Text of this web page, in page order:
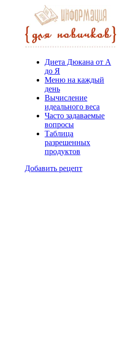
Диета Дюкана от А
до Я
Меню на каждый
день
Вычисление
идеального веса
Часто задаваемые
вопросы
Таблица
разрешенных
продуктов
Добавить рецепт